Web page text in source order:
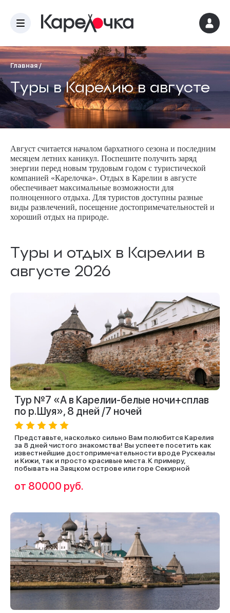
Главная/
Туры в Карелию в августе
Август считается началом бархатного сезона и последним
месяцем летних каникул. Поспешите получить заряд
энергии перед новым трудовым годом с туристической
компанией «Карелочка». Отдых в Карелии в августе
обеспечивает максимальные возможности для
полноценного отдыха. Для туристов доступны разные
виды развлечений, посещение достопримечательностей и
хороший отдых на природе.
Туры и отдых в Карелии в
августе 2026
Тур №7 «А в Карелии-белые ночи+сплав
по р.Шуя», 8 дней /7 ночей
Представьте, насколько сильно Вам полюбится Карелия
за 8 дней чистого знакомства! Вы успеете посетить как
известнейшие достопримечательности вроде Рускеалы
и Кижи, так и просто красивые места. К примеру,
побывать на Заяцком острове или горе Секирной
от 80000 руб.